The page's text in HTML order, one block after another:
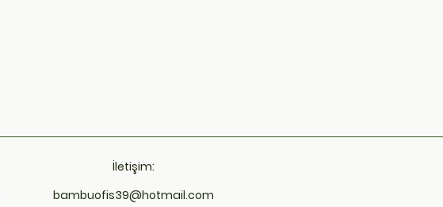
İletişim:
bambuofis39@hotmail.com